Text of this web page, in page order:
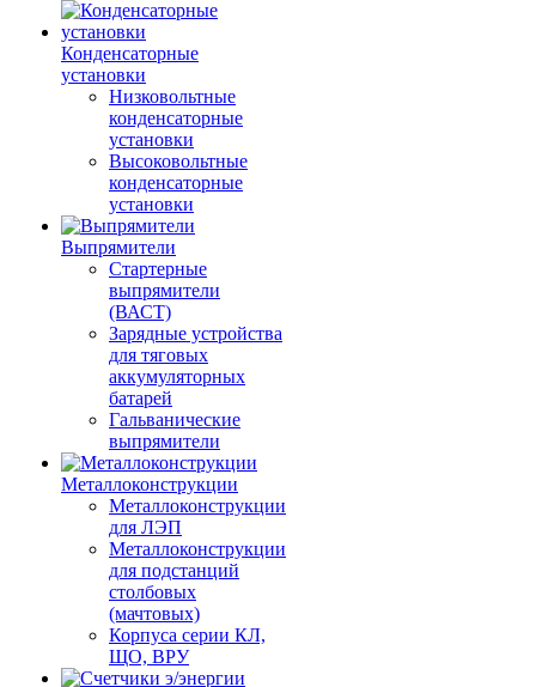
Конденсаторные
установки
Низковольтные
конденсаторные
установки
Высоковольтные
конденсаторные
установки
Выпрямители
Стартерные
выпрямители
(ВАСТ)
Зарядные устройства
для тяговых
аккумуляторных
батарей
Гальванические
выпрямители
Металлоконструкции
Металлоконструкции
для ЛЭП
Металлоконструкции
для подстанций
столбовых
(мачтовых)
Корпуса серии КЛ,
ЩО, ВРУ